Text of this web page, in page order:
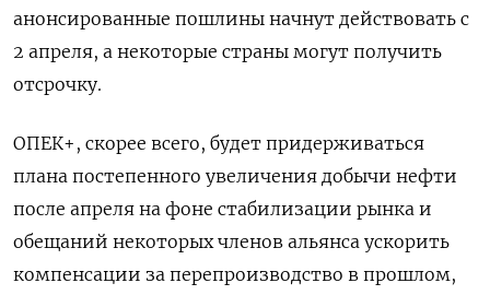
анонсированные пошлины начнут действовать с
2 апреля, а некоторые страны могут получить
отсрочку.
ОПЕК+, скорее всего, будет придерживаться
плана постепенного увеличения добычи нефти
после апреля на фоне стабилизации рынка и
обещаний некоторых членов альянса ускорить
компенсации за перепроизводство в прошлом,